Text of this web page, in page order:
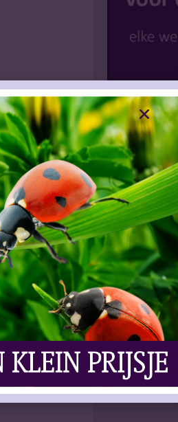
Instagram